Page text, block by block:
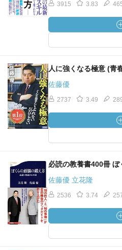
3915 3.83
人に強くなる極意 (青
佐藤優
2737 3.49
必読の教養書400冊
佐藤優 立花隆
2536 3.74